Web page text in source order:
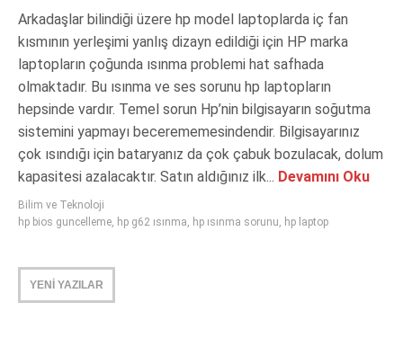
Arkadaşlar bilindiği üzere hp model laptoplarda iç fan
kısmının yerleşimi yanlış dizayn edildiği için HP marka
laptopların çoğunda ısınma problemi hat safhada
olmaktadır. Bu ısınma ve ses sorunu hp laptopların
hepsinde vardır. Temel sorun Hp’nin bilgisayarın soğutma
sistemini yapmayı becerememesindendir. Bilgisayarınız
çok ısındığı için bataryanız da çok çabuk bozulacak, dolum
kapasitesi azalacaktır. Satın aldığınız ilk... Devamını Oku
Bilim ve Teknoloji
hp bios guncelleme, hp g62 ısınma, hp ısınma sorunu, hp laptop
YENİ YAZILAR